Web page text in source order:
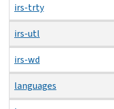
irs-trty
irs-utl
irs-wd
languages